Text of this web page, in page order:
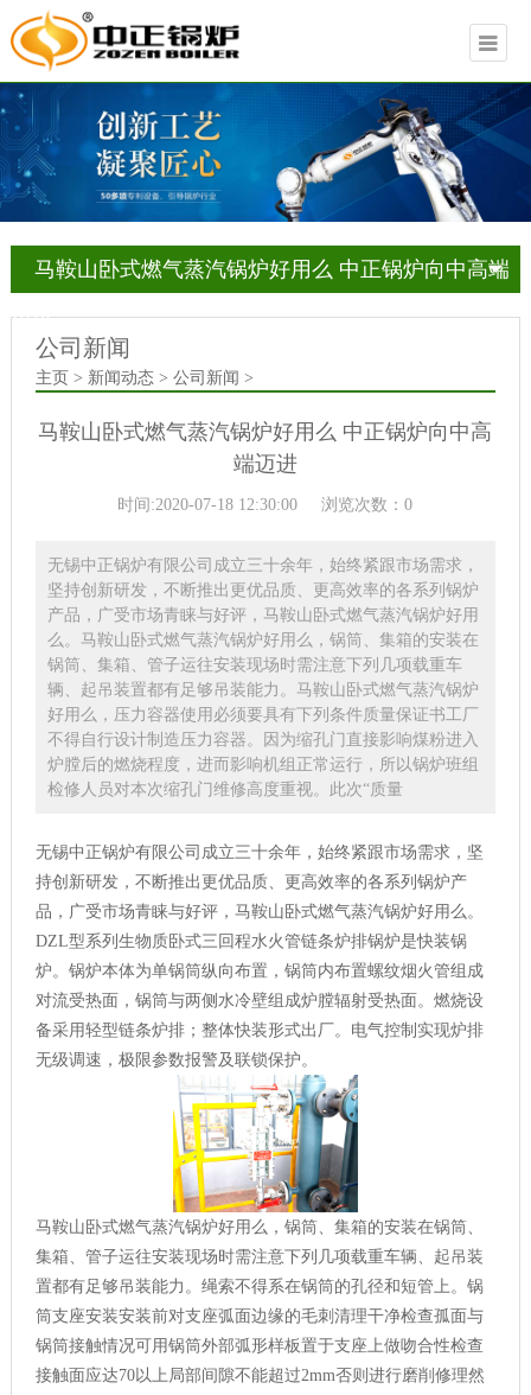
马鞍山卧式燃气蒸汽锅炉好用么 中正锅炉向中高端
迈进
公司新闻
主页 > 新闻动态 > 公司新闻 >
马鞍山卧式燃气蒸汽锅炉好用么 中正锅炉向中高
端迈进
时间:2020-07-18 12:30:00 浏览次数：0
无锡中正锅炉有限公司成立三十余年，始终紧跟市场需求，
坚持创新研发，不断推出更优品质、更高效率的各系列锅炉
产品，广受市场青睐与好评，马鞍山卧式燃气蒸汽锅炉好用
么。马鞍山卧式燃气蒸汽锅炉好用么，锅筒、集箱的安装在
锅筒、集箱、管子运往安装现场时需注意下列几项载重车
辆、起吊装置都有足够吊装能力。马鞍山卧式燃气蒸汽锅炉
好用么，压力容器使用必须要具有下列条件质量保证书工厂
不得自行设计制造压力容器。因为缩孔门直接影响煤粉进入
炉膛后的燃烧程度，进而影响机组正常运行，所以锅炉班组
检修人员对本次缩孔门维修高度重视。此次“质量
无锡中正锅炉有限公司成立三十余年，始终紧跟市场需求，坚
持创新研发，不断推出更优品质、更高效率的各系列锅炉产
品，广受市场青睐与好评，马鞍山卧式燃气蒸汽锅炉好用么。
DZL型系列生物质卧式三回程水火管链条炉排锅炉是快装锅
炉。锅炉本体为单锅筒纵向布置，锅筒内布置螺纹烟火管组成
对流受热面，锅筒与两侧水冷壁组成炉膛辐射受热面。燃烧设
备采用轻型链条炉排；整体快装形式出厂。电气控制实现炉排
无级调速，极限参数报警及联锁保护。
马鞍山卧式燃气蒸汽锅炉好用么，锅筒、集箱的安装在锅筒、
集箱、管子运往安装现场时需注意下列几项载重车辆、起吊装
置都有足够吊装能力。绳索不得系在锅筒的孔径和短管上。锅
筒支座安装安装前对支座弧面边缘的毛刺清理干净检查孤面与
锅筒接触情况可用锅筒外部弧形样板置于支座上做吻合性检查
接触面应达70以上局部间隙不能超过2mm否则进行磨削修理然